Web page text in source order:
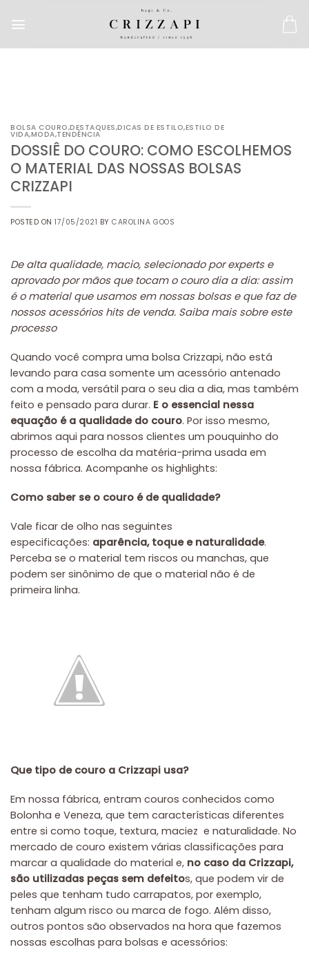
BOLSA COURO,DESTAQUES,DICAS DE ESTILO,ESTILO DE
VIDA,MODA,TENDÊNCIA
DOSSIÊ DO COURO: COMO ESCOLHEMOS
O MATERIAL DAS NOSSAS BOLSAS
CRIZZAPI
POSTED ON17/05/2021 BYCAROLINA GOOS
De alta qualidade, macio, selecionado por experts e
aprovado por mãos que tocam o couro dia a dia: assim
é o material que usamos em nossas bolsas e que faz de
nossos acessórios hits de venda. Saiba mais sobre este
processo
Quando você compra uma bolsa Crizzapi, não está
levando para casa somente um acessório antenado
com a moda, versátil para o seu dia a dia, mas também
feito e pensado para durar. E o essencial nessa
equação é a qualidade do couro. Por isso mesmo,
abrimos aqui para nossos clientes um pouquinho do
processo de escolha da matéria-prima usada em
nossa fábrica. Acompanhe os highlights:
Como saber se o couro é de qualidade?
Vale ficar de olho nas seguintes
especificações: aparência, toque e naturalidade.
Perceba se o material tem riscos ou manchas, que
podem ser sinônimo de que o material não é de
primeira linha.
Que tipo de couro a Crizzapi usa?
Em nossa fábrica, entram couros conhecidos como
Bolonha e Veneza, que tem características diferentes
entre si como toque, textura, maciez e naturalidade. No
mercado de couro existem várias classificações para
marcar a qualidade do material e, no caso da Crizzapi,
são utilizadas peças sem defeitos, que podem vir de
peles que tenham tudo carrapatos, por exemplo,
tenham algum risco ou marca de fogo. Além disso,
outros pontos são observados na hora que fazemos
nossas escolhas para bolsas e acessórios: